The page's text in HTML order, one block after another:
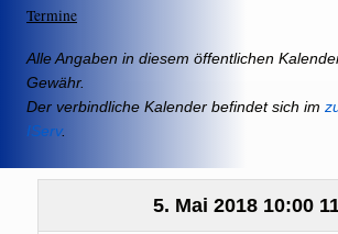
Termine
Alle Angaben in diesem öffentlichen
Gewähr.
Der verbindliche Kalender befindet sich im
IServ.
5. Mai 201810:00